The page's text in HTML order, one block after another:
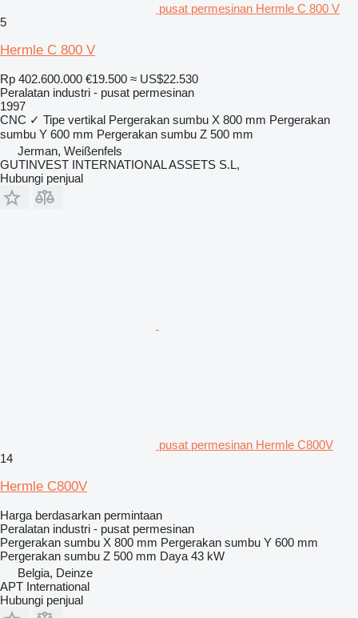
pusat permesinan Hermle C 800 V
5
Hermle C 800 V
Rp 402.600.000 €19.500 ≈ US$22.530
Peralatan industri - pusat permesinan
1997
CNC ✓ Tipe vertikal Pergerakan sumbu X 800 mm Pergerakan
sumbu Y 600 mm Pergerakan sumbu Z 500 mm
Jerman, Weißenfels
GUTINVEST INTERNATIONAL ASSETS S.L,
Hubungi penjual
pusat permesinan Hermle C800V
14
Hermle C800V
Harga berdasarkan permintaan
Peralatan industri - pusat permesinan
Pergerakan sumbu X 800 mm Pergerakan sumbu Y 600 mm
Pergerakan sumbu Z 500 mm Daya 43 kW
Belgia, Deinze
APT International
Hubungi penjual